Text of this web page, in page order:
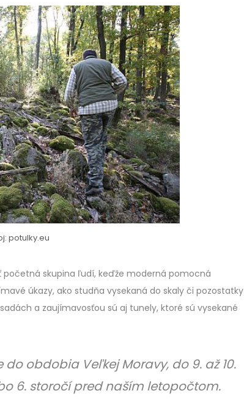
potulky.eu
skupina ľudí, keďže moderná pomocná
úkazy, ako studňa vysekaná do skaly či pozostatky
a zaujímavosťou sú aj tunely, ktoré sú vysekané
obdobia Veľkej Moravy, do 9. až 10.
6. storočí pred naším letopočtom.